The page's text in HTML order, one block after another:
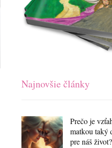
Najnovšie články
Prečo je
matkou taký
pre náš život?